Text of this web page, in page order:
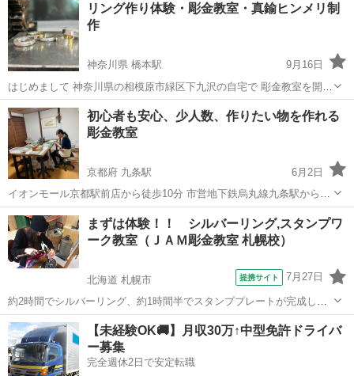
リング作り体験・彫金教室・真鍮ヒンメリ制
作
神奈川県 橋本駅
9月16日
はじめまして 神奈川県の相模原市緑区下九沢の自宅で 彫金教室を開催
しています。 予約サイト https://tol-app.jp/s/atelierlilija Instagram
https://w...
神奈川 相模原市 橋本駅 彫金 真鍮
初心者も安心、少人数、作りたい物を作れる
彫金教室
京都府 九条駅
6月2日
イオンモール京都駅前店から徒歩10分 市営地下鉄烏丸線九条駅から徒
歩10分 市バス九条車庫前から徒歩5分 手ぶらでOK！ エプロン、筆記
用具、ご用意しています。 工具も無料でご使用頂けます。 レッスン料
¥3500 （作品...
京都 京都市 九条駅
まずは体験！！ シルバーリング,スタンプワ
ーク教室（ＪＡＭ彫金教室 札幌校）
北海道 札幌市 提携サイト 7月27日
約2時間でシルバーリング、約1時間半でスタンププレートが完成しま
す！ 10：00～20：00までお好きな時間にご予約！ 親しみやすい教室
です。
北海道 札幌市 彫金
【未経験OK🚚】月収30万↑中型免許ドライバ
ー募集
完全週休2日で安定転職